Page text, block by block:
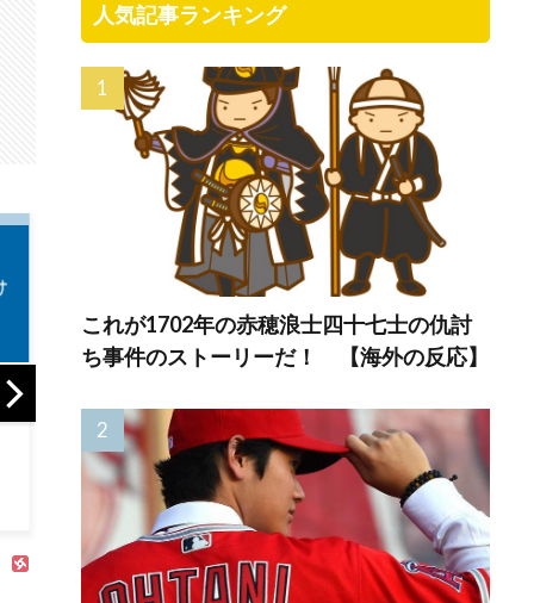
サッカー協会、国
際審判員らを性接
とルイス・アラエ
スの指標が完全に
真逆 → 「予想通り
の結果」「この2人
は合体してくれ」
と」
てプ
いう
人気記事ランキング
これが1702年の赤穂浪士四十七士の仇討
ち事件のストーリーだ！ 【海外の反応】